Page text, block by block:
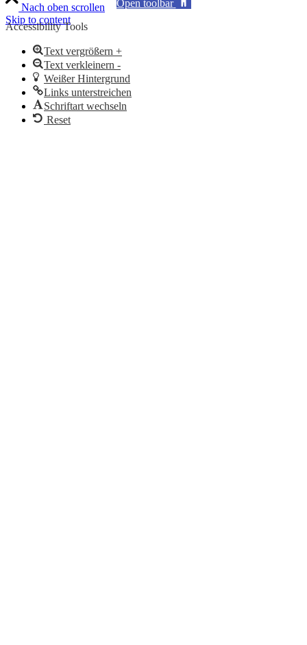
Nach oben scrollen
Skip to content
Open toolbar
Accessibility Tools
Text vergrößern +
Text verkleinern -
Weißer Hintergrund
Links unterstreichen
Schriftart wechseln
Reset